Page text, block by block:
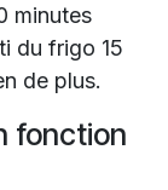
minutes
du frigo 15
de plus.
fonction